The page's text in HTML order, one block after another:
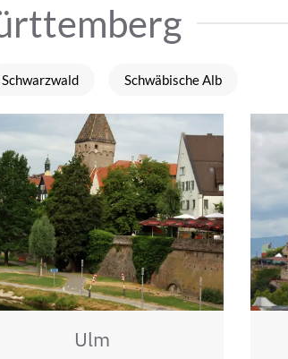
Schwarzwald Schwäbische Alb
Ulm